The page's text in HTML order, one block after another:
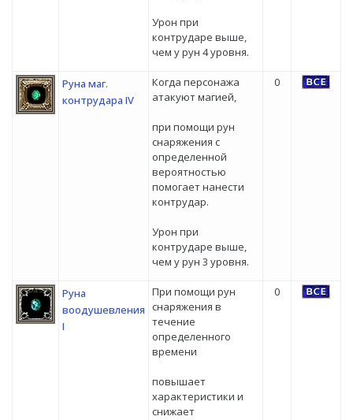
Урон при
контрударе выше,
чем у рун 4 уровня.
Руна маг.
контрудара IV
Когда персонажа
атакуют магией,
при помощи рун
снаряжения с
определенной
вероятностью
помогает нанести
контрудар.
Урон при
контрударе выше,
чем у рун 3 уровня.
0
Руна
воодушевления
I
При помощи рун
снаряжения в
течение
определенного
времени
повышает
характеристики и
снижает
0